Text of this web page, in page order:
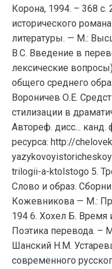
Корона, 1994. – 368
исторического
литературы. — М.:
В.С. Введение в
лексические
общего среднего
Вороничев О.Е.
стилизации в
Автореф. дисс... канд.
ресурса: http://
trilogii-a-ktolstogo 5.
Слово и образ.
Кожевникова — М.:
194 6. Хохел Б. Время
Поэтика перевода. –
Шанский Н.М.
современного